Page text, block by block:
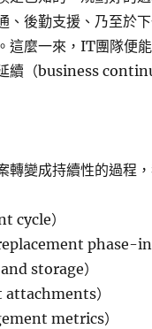
、後勤支援、乃至於
這麼一來，IT團隊便
續（business
轉變成持續性的過程
cycle）
phase-in
storage）
attachments）
metrics）